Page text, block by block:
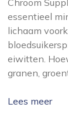
Chroom
essentieel
lichaam
eiwitten.
granen,
Lees meer